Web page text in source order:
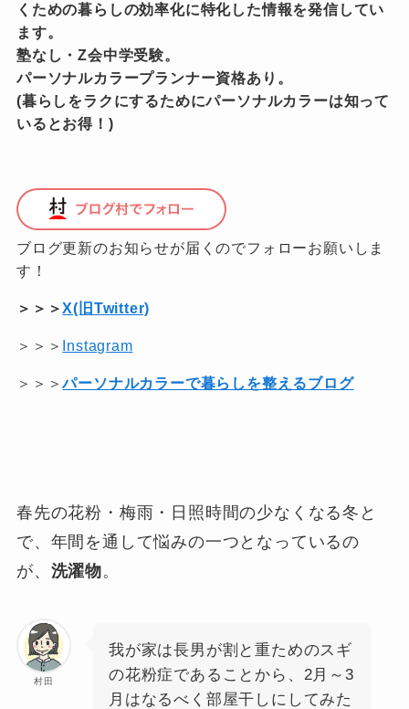
くための暮らしの効率化に特化した情報を発信してい
ます。
塾なし・Z会中学受験。
パーソナルカラープランナー資格あり。
(暮らしをラクにするためにパーソナルカラーは知って
いるとお得！)
ブログ更新のお知らせが届くのでフォローお願いしま
す！
＞＞＞X(旧Twitter)
＞＞＞ Instagram
＞＞＞パーソナルカラーで暮らしを整えるブログ
春先の花粉・梅雨・日照時間の少なくなる冬と
で、年間を通して悩みの一つとなっているの
が、 洗濯物。
村田
我が家は長男が割と重ためのスギ
の花粉症であることから、2月～3
月はなるべく部屋干しにしてみた